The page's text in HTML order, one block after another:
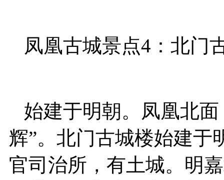
凤凰古城景点4：北门
始建于明朝。凤凰北
辉”。北门古城楼始建于
官司治所，有土城。明